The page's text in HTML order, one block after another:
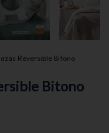
Reversible Bitono
Bitono